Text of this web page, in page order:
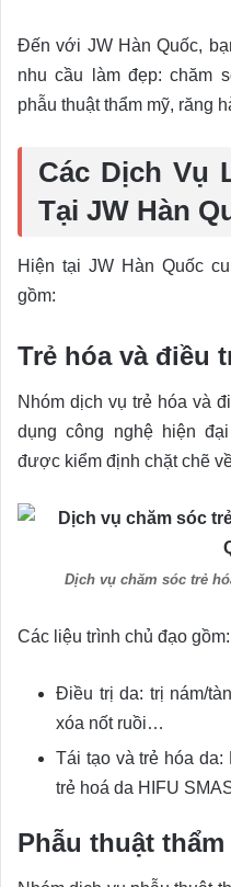
Đến với JW Hàn Quốc,
nhu cầu làm đẹp: chăm
phẫu thuật thẩm mỹ, răng
Các Dịch Vụ
Tại JW Hàn
Hiện tại JW Hàn Quốc
gồm:
Trẻ hóa và điều
Nhóm dịch vụ trẻ hóa và
dụng công nghệ hiện
được kiểm định chặt chẽ
Dịch vụ chăm sóc trẻ
Các liệu trình chủ đạo gồm:
Điều trị da: trị nám/
xóa nốt ruồi…
Tái tạo và trẻ hóa da:
trẻ hoá da HIFU
Phẫu thuật thẩm